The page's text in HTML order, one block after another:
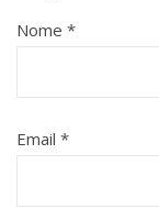
Nome *
Email *